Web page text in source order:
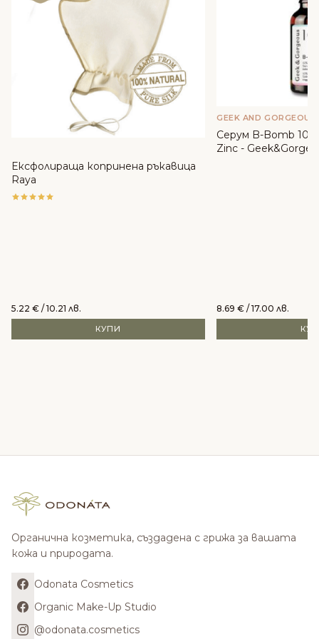
Ексфолираща копринена ръкавица
Raya
5.22 € / 10.21 лв.
КУПИ
GEEK AND GORGEOUS
Серум B-Bomb
Zinc -
8.69 € / 17.00 лв.
Органична козметика, създадена с грижа за вашата
кожа и природата.
Odonata Cosmetics
Organic Make-Up Studio
@odonata.cosmetics